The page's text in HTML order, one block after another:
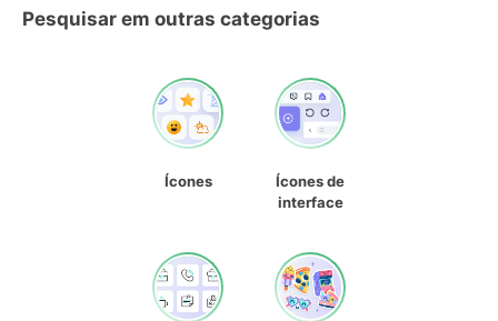
Pesquisar em outras categorias
Ícones
Ícones de
interface